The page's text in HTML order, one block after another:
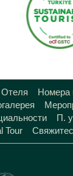
Номера
П.
Tour